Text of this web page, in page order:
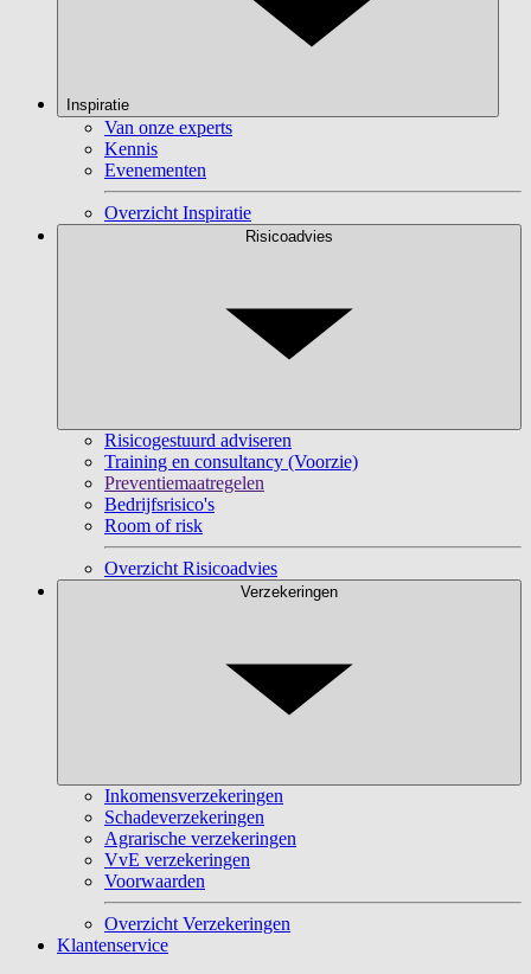
Inspiratie
Van onze experts
Kennis
Evenementen
Overzicht Inspiratie
Risicoadvies
Risicogestuurd adviseren
Training en consultancy (Voorzie)
Preventiemaatregelen
Bedrijfsrisico's
Room of risk
Overzicht Risicoadvies
Verzekeringen
Inkomensverzekeringen
Schadeverzekeringen
Agrarische verzekeringen
VvE verzekeringen
Voorwaarden
Overzicht Verzekeringen
Klantenservice